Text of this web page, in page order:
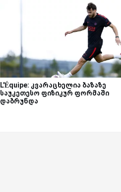
L'Équipe: კვარაცხელია ბაზაზე
საუკეთესო ფიზიკურ ფორმაში
დაბრუნდა